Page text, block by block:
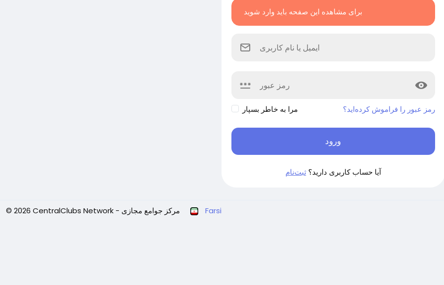
برای مشاهده این صفحه باید وارد شوید
مرا به خاطر بسپار رمز عبور را فراموش کرده‌اید؟
ورود
آیا حساب کاربری دارید؟ثبت‌نام
© 2026 CentralClubs Network - مرکز جوامع مجازی Farsi